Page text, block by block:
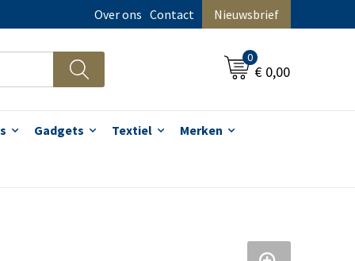
Over ons Contact Nieuwsbrief
0
€ 0,00
Gadgets Textiel Merken